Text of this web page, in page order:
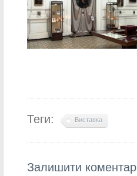
Теги: Виставка
Залишити коментар